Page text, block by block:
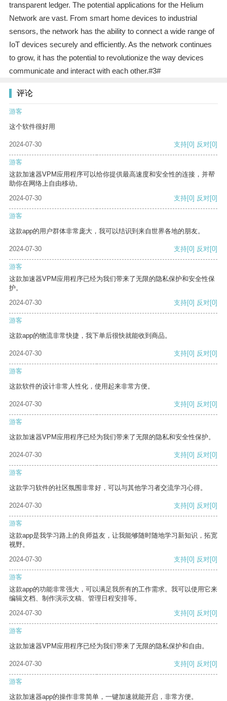
transparent ledger. The potential applications for the Helium
Network are vast. From smart home devices to industrial
sensors, the network has the ability to connect a wide range of
IoT devices securely and efficiently. As the network continues
to grow, it has the potential to revolutionize the way devices
communicate and interact with each other.#3#
评论
游客
这个软件很好用
2024-07-30 支持[0] 反对[0]
游客
这款加速器VPM应用程序可以给你提供最高速度和安全性的连接，并帮
助你在网络上自由移动。
2024-07-30
支持[0] 反对[0]
游客
这款app的用户群体非常庞大，我可以结识到来自世界各地的朋友。
2024-07-30 支持[0] 反对[0]
游客
这款加速器VPM应用程序已经为我们带来了无限的隐私保护和安全性保
护。
2024-07-30
支持[0] 反对[0]
游客
这款app的物流非常快捷，我下单后很快就能收到商品。
2024-07-30 支持[0] 反对[0]
游客
这款软件的设计非常人性化，使用起来非常方便。
2024-07-30 支持[0] 反对[0]
游客
这款加速器VPM应用程序已经为我们带来了无限的隐私和安全性保护。
2024-07-30 支持[0] 反对[0]
游客
这款学习软件的社区氛围非常好，可以与其他学习者交流学习心得。
2024-07-30 支持[0] 反对[0]
游客
这款app是我学习路上的良师益友，让我能够随时随地学习新知识，拓宽
视野。
2024-07-30
支持[0] 反对[0]
游客
这款app的功能非常强大，可以满足我所有的工作需求。我可以使用它来
编辑文档、制作演示文稿、管理日程安排等。
2024-07-30
支持[0] 反对[0]
游客
这款加速器VPM应用程序已经为我们带来了无限的隐私保护和自由。
2024-07-30 支持[0] 反对[0]
游客
这款加速器app的操作非常简单，一键加速就能开启，非常方便。